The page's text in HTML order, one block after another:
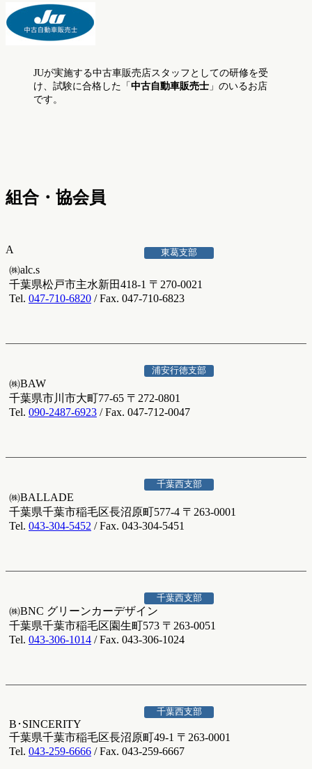
JUが実施する中古車販売店スタッフとしての研修を受
け、試験に合格した「中古自動車販売士 」のいるお店
です。
組合・協会員
A 東葛支部
㈱alc.s
千葉県松戸市主水新田418-1 〒270-0021
Tel. 047-710-6820 / Fax. 047-710-6823
浦安行徳支部
㈱BAW
千葉県市川市大町77-65 〒272-0801
Tel. 090-2487-6923 / Fax. 047-712-0047
千葉西支部
㈱BALLADE
千葉県千葉市稲毛区長沼原町577-4 〒263-0001
Tel. 043-304-5452 / Fax. 043-304-5451
千葉西支部
㈱BNC グリーンカーデザイン
千葉県千葉市稲毛区園生町573 〒263-0051
Tel. 043-306-1014 / Fax. 043-306-1024
千葉西支部
B･SINCERITY
千葉県千葉市稲毛区長沼原町49-1 〒263-0001
Tel. 043-259-6666 / Fax. 043-259-6667